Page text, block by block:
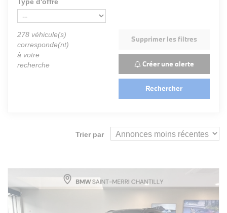
278 véhicule(s)
corresponde(nt)
à votre
recherche
Supprimer les filtres
Créer une alerte
Rechercher
Trier par